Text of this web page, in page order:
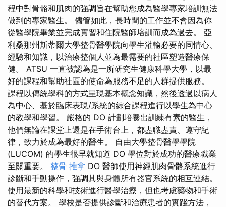
程中對骨骼和肌肉的強調旨在幫助您成為醫學專家培訓無法
做到的專家醫生。 儘管如此，長時間的工作並不會因為你
從醫學院畢業並完成實習和住院醫師培訓而成為過去。 亞
利桑那州斯蒂爾大學整骨醫學院向學生灌輸必要的同情心、
經驗和知識，以治療整個人並為最需要的社區塑造醫療保
健。 ATSU 一直被認為是一所研究生健康科學大學，以最
好的課程和幫助社區的使命為服務不足的人群提供服務。
課程以傳統學科的方式呈現基本概念知識，然後透過以病人
為中心、基於臨床表現/系統的綜合課程進行以學生為中心
的教學和學習。 嚴格的 DO 計劃培養出訓練有素的醫生，
他們無論在課堂上還是在手術台上，都盡職盡責、遵守紀
律，致力於成為最好的醫生。 自由大學整骨醫學學院
(LUCOM) 的學生很早就知道 DO 學位對於成功的醫療職業
至關重要。 整骨 推拿 DO 醫師使用神經肌肉骨骼系統進行
診斷和手動操作，強調其與身體所有器官系統的相互連結。
使用最新的科學和技術進行醫學治療，但也考慮藥物和手術
的替代方案。 學校是否提供診斷和治療患者的實踐方法，